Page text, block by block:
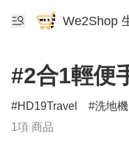
We2Shop
#2合1輕便
HD19Travel 洗地機
1項 商品